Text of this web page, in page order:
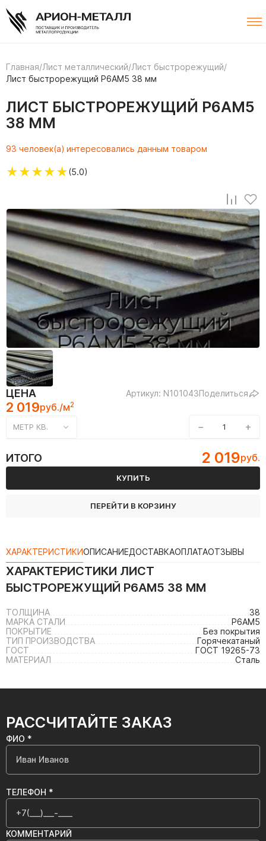
Главная/Лист металлический/Лист быстрорежущий/
Лист быстрорежущий Р6АМ5 38 мм
ЛИСТ БЫСТРОРЕЖУЩИЙ Р6АМ5
38 ММ
93 человек(а) интересовались данным товаром
★★★★★(5.0)
ЦЕНА Артикул: N101043Поделиться
2 019руб./м2
МЕТР КВ. − +
ИТОГО 2 019руб.
КУПИТЬ
ПЕРЕЙТИ В КОРЗИНУ
ХАРАКТЕРИСТИКИОПИСАНИЕДОСТАВКАОПЛАТАОТЗЫВЫ
ХАРАКТЕРИСТИКИ ЛИСТ
БЫСТРОРЕЖУЩИЙ Р6АМ5 38 ММ
ТОЛЩИНА
38
МАРКА СТАЛИ
Р6АМ5
ПОКРЫТИЕ
Без покрытия
ТИП ПРОИЗВОДСТВА
Горячекатаный
ГОСТ
ГОСТ 19265-73
МАТЕРИАЛ
Сталь
РАССЧИТАЙТЕ ЗАКАЗ
ФИО *
ТЕЛЕФОН *
КОММЕНТАРИЙ